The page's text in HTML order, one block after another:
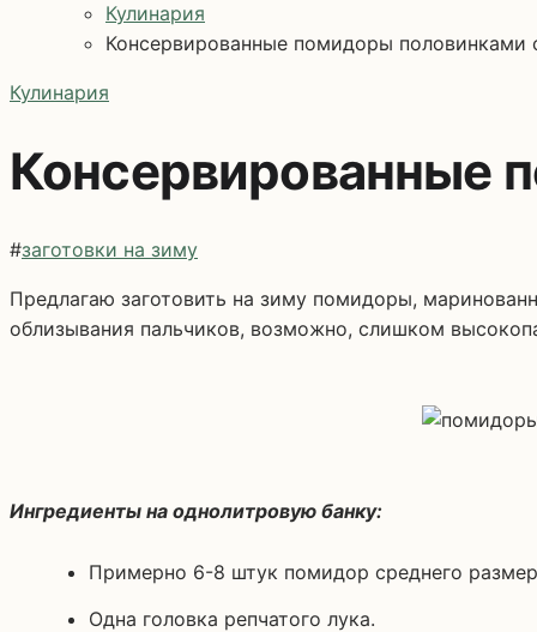
Кулинария
Консервированные помидоры половинками
Кулинария
Консервированные
#заготовки на зиму
Предлагаю заготовить на зиму помидоры, маринованные половинками с луком и маслом. Этот рецепт известен под названием «пальчики оближешь». На счет
облизывания пальчиков, возможно, слишком
Ингредиенты на однолитровую банку:
Примерно 6-8 штук помидор среднего
Одна головка репчатого лука.